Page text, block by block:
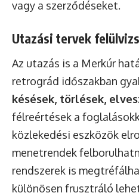
vagy a szerződéseket.
Utazási tervek
Az utazás is a Merkúr
retrográd időszakban
késések, törlések,
félreértések a
közlekedési eszközök
menetrendek
rendszerek is
különösen frusztráló